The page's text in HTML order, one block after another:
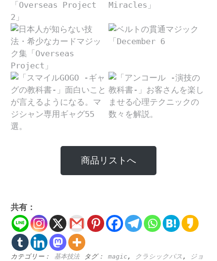
商品リストへ
共有：
カテゴリー： 基本技法 タグ： magic , クラシックパス ,
ジョ